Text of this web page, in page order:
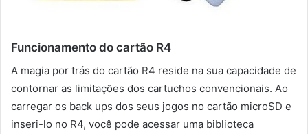
Funcionamento do cartão R4
A magia por trás do cartão R4 reside na sua capacidade de
contornar as limitações dos cartuchos convencionais. Ao
carregar os back ups dos seus jogos no cartão microSD e
inseri-lo no R4, você pode acessar uma biblioteca